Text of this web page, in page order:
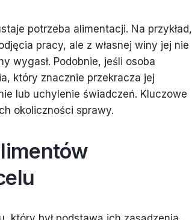
potrzeba alimentacji. Na przykład,
pracy, ale z własnej winy jej nie
wygasł. Podobnie, jeśli osoba
który znacznie przekracza jej
lub uchylenie świadczeń. Kluczowe
okoliczności sprawy.